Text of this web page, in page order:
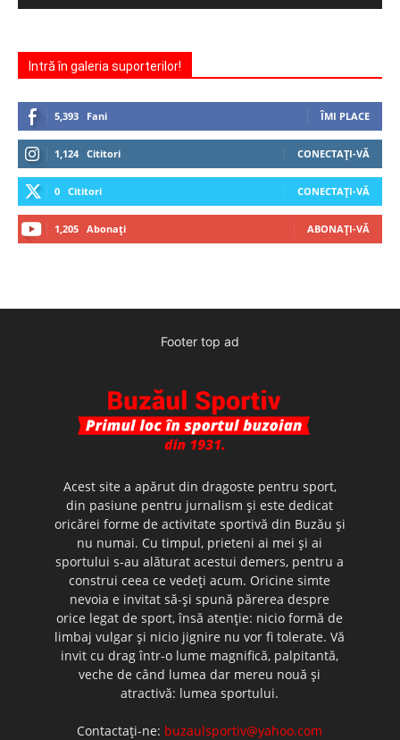
Intră în galeria suporterilor!
5,393 Fani ÎMI PLACE
1,124 Cititori CONECTAȚI-VĂ
0 Cititori CONECTAȚI-VĂ
1,205 Abonați ABONAȚI-VĂ
Footer top ad
Acest site a apărut din dragoste pentru sport,
din pasiune pentru jurnalism şi este dedicat
oricărei forme de activitate sportivă din Buzău şi
nu numai. Cu timpul, prieteni ai mei şi ai
sportului s-au alăturat acestui demers, pentru a
construi ceea ce vedeţi acum. Oricine simte
nevoia e invitat să-şi spună părerea despre
orice legat de sport, însă atenţie: nicio formă de
limbaj vulgar şi nicio jignire nu vor fi tolerate. Vă
invit cu drag într-o lume magnifică, palpitantă,
veche de când lumea dar mereu nouă şi
atractivă: lumea sportului.
Contactați-ne: buzaulsportiv@yahoo.com